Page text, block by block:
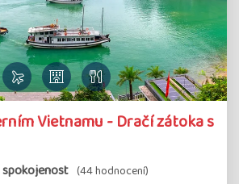
Vietnamu - Dračí zátoka s
(44 hodnocení)